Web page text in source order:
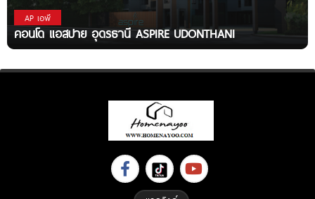
AP เอพี
คอนโด แอสปาย อุดรธานี ASPIRE UDONTHANI